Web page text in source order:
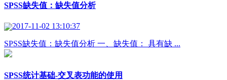
SPSS缺失值：缺失值分析
2017-11-02 13:10:37
SPSS缺失值：缺失值分析 一、缺失值： 具有缺 ...
SPSS统计基础-交叉表功能的使用